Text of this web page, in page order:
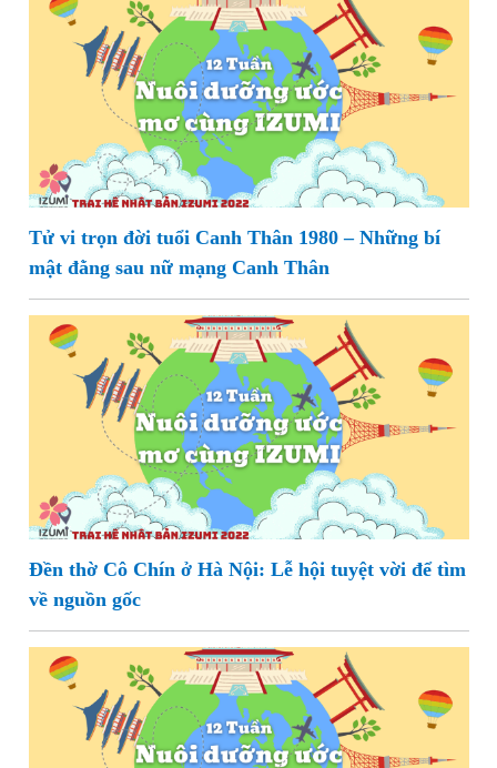
Tử vi trọn đời tuổi Canh Thân 1980 – Những bí
mật đằng sau nữ mạng Canh Thân
Đền thờ Cô Chín ở Hà Nội: Lễ hội tuyệt vời để tìm
về nguồn gốc